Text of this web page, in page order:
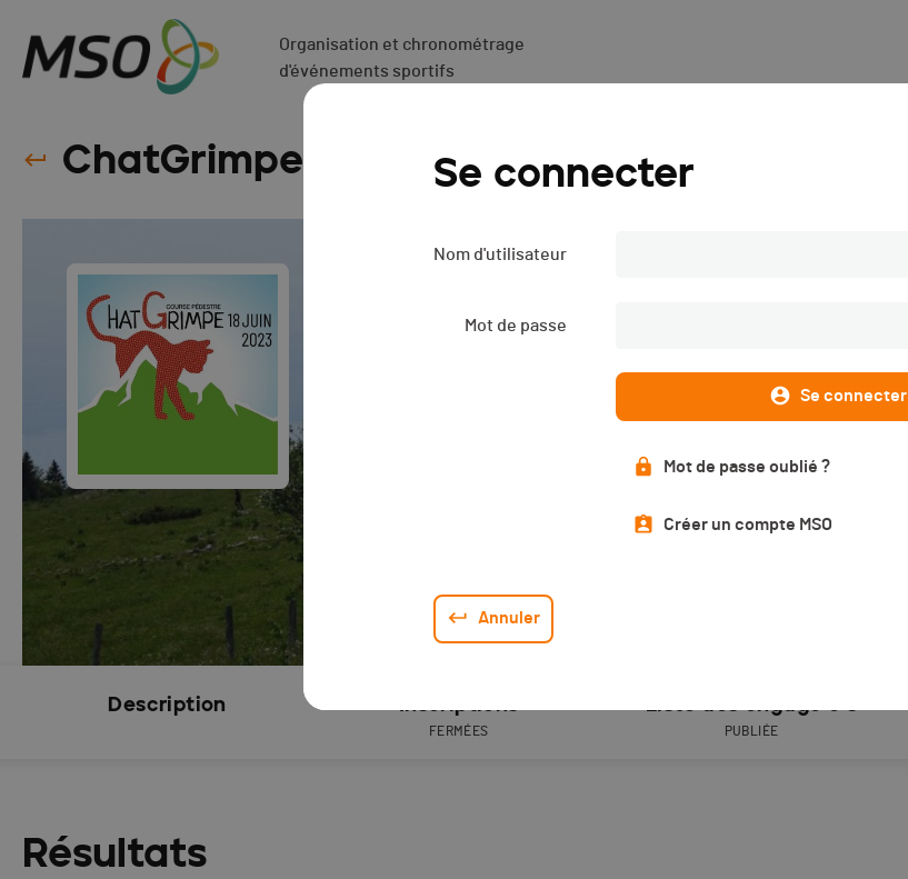
Se connecter
Nom d'utilisateur
Mot de passe
Se connecter
Mot de passe oublié ?
Créer un compte MSO
Annuler
Organisation et chronométrage
d'événements sportifs
ChatGrimpe - 2023
Description Inscriptions
FERMÉES
Liste des engagé·e·s
PUBLIÉE
Résultats